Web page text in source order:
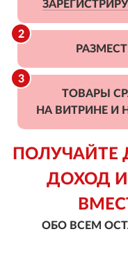
ТОВАРЫ
НА ВИТРИНЕ И
ДОХОД И
ОБО ВСЕМ